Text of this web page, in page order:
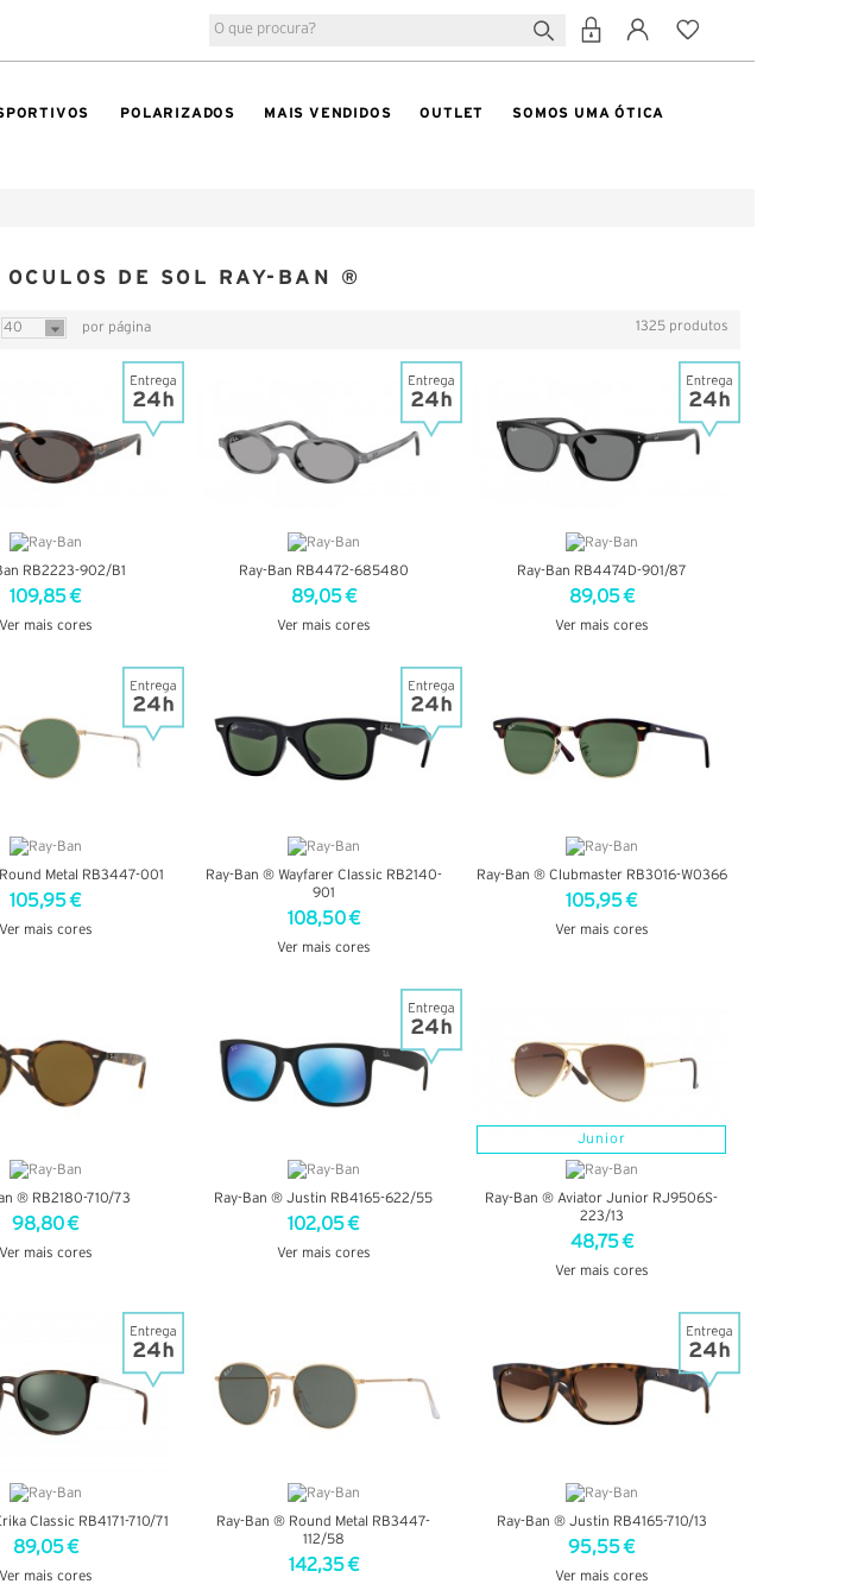
POLARIZADOS MAIS VENDIDOS OUTLET SOMOS UMA ÓTICA
OCULOS DE SOL RAY-BAN ®
40 por página 1325 produtos
RB2223-902/B1
109,85 €
Ver mais cores
Ray-Ban RB4472-685480
89,05 €
Ver mais cores
Ray-Ban RB4474D-901/87
89,05 €
Ver mais cores
Metal RB3447-001
105,95 €
Ver mais cores
Ray-Ban ® Wayfarer Classic RB2140-
901
108,50 €
Ver mais cores
Ray-Ban ® Clubmaster RB3016-W0366
105,95 €
Ver mais cores
® RB2180-710/73
98,80 €
Ver mais cores
Ray-Ban ® Justin RB4165-622/55
102,05 €
Ver mais cores
Junior
Ray-Ban ® Aviator Junior RJ9506S-
223/13
48,75 €
Ver mais cores
Classic RB4171-710/71
89,05 €
Ver mais cores
Ray-Ban ® Round Metal RB3447-
112/58
142,35 €
Ray-Ban ® Justin RB4165-710/13
95,55 €
Ver mais cores